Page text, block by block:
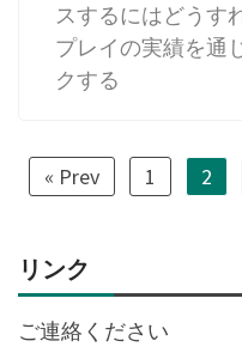
スするにはどうす
プレイの実績を通
クする
« Prev 1 2
リンク
ご連絡ください